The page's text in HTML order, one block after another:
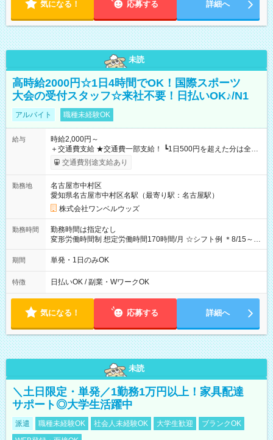
気になる！ 応募する 詳細へ
未読
高時給2000円☆1日4時間でOK！国際スポーツ
大会の受付スタッフ☆来社不要！日払いOK♪/N1
アルバイト 職種未経験OK
給与
時給2,000円～
＋交通費支給 ★交通費一部支給！ ┗1日500円を超えた分は全額
支給！ ※往復500円以内の方は自己負担となります ★日払い
OK！（規定あり） ┗働いたその日に現金GET♪ お仕事後はコン
期間なし
交通費別途支給あり
勤務地
名古屋市中村区
愛知県名古屋市中村区名駅（最寄り駅：名古屋駅）
株式会社ワンベルウッズ
勤務時間
勤務時間は指定なし
変形労働時間制 想定労働時間170時間/月 ☆シフト例 ＊8/15～
10/26 全日共通 08：00～12：00 17：00～21：00 ＊8/31
～9/19のみ下記シフトもあります！ 12：00～16：00 ＊9/6～
00
期間 単発・1日のみOK
特徴 日払いOK / 副業・WワークOK
気になる！ 応募する 詳細へ
未読
＼土日限定・単発／1勤務1万円以上！家具配達
サポート◎大学生活躍中
派遣 職種未経験OK 社会人未経験OK 大学生歓迎
ブランクOK